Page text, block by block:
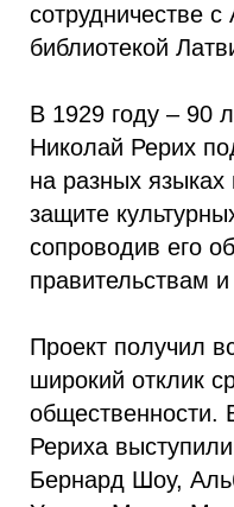
сотрудничестве
библиотекой
В 1929 году – 90
Николай Рерих
на разных языках
защите
сопроводив его
правительствам
Проект получил
широкий отклик
общественности.
Рериха
Бернард Шоу,